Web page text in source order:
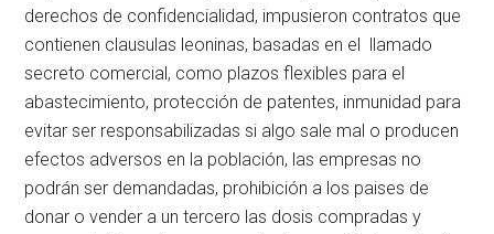
derechos de confidencialidad, impusieron contratos que
contienen clausulas leoninas, basadas en el llamado
secreto comercial, como plazos flexibles para el
abastecimiento, protección de patentes, inmunidad para
evitar ser responsabilizadas si algo sale mal o producen
efectos adversos en la población, las empresas no
podrán ser demandadas, prohibición a los paises de
donar o vender a un tercero las dosis compradas y